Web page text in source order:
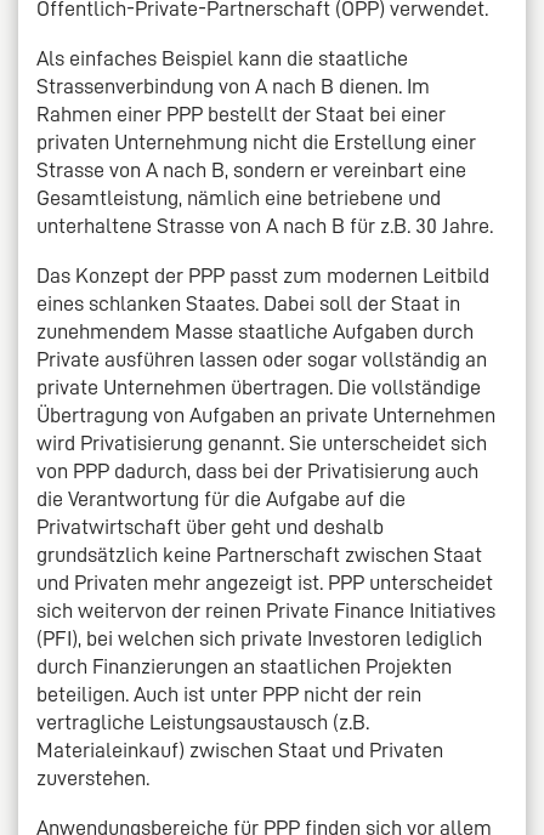
Öffentlich-Private-Partnerschaft (ÖPP) verwendet.
Als einfaches Beispiel kann die staatliche
Strassenverbindung von A nach B dienen. Im
Rahmen einer PPP bestellt der Staat bei einer
privaten Unternehmung nicht die Erstellung einer
Strasse von A nach B, sondern er vereinbart eine
Gesamtleistung, nämlich eine betriebene und
unterhaltene Strasse von A nach B für z.B. 30 Jahre.
Das Konzept der PPP passt zum modernen Leitbild
eines schlanken Staates. Dabei soll der Staat in
zunehmendem Masse staatliche Aufgaben durch
Private ausführen lassen oder sogar vollständig an
private Unternehmen übertragen. Die vollständige
Übertragung von Aufgaben an private Unternehmen
wird Privatisierung genannt. Sie unterscheidet sich
von PPP dadurch, dass bei der Privatisierung auch
die Verantwortung für die Aufgabe auf die
Privatwirtschaft über geht und deshalb
grundsätzlich keine Partnerschaft zwischen Staat
und Privaten mehr angezeigt ist. PPP unterscheidet
sich weitervon der reinen Private Finance Initiatives
(PFI), bei welchen sich private Investoren lediglich
durch Finanzierungen an staatlichen Projekten
beteiligen. Auch ist unter PPP nicht der rein
vertragliche Leistungsaustausch (z.B.
Materialeinkauf) zwischen Staat und Privaten
zuverstehen.
Anwendungsbereiche für PPP finden sich vor allem